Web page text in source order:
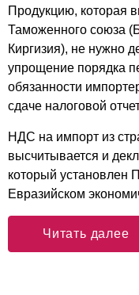
Продукцию, которая
Таможенного союза
Киргизия), не нужно
упрощение порядка
обязанности
сдаче налоговой
НДС на импорт из
высчитывается и
который установлен
Евразийском
Читать далее